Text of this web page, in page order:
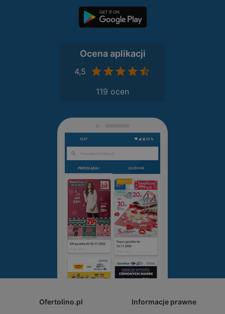
Ocena aplikacji
4,5
119 ocen
Ofertolino.pl Informacje prawne